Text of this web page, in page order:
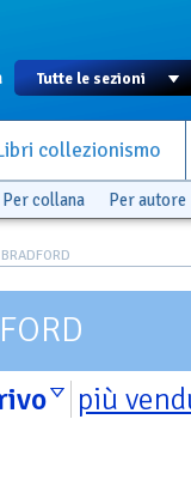
collezionismo
Per collana Per autore
più